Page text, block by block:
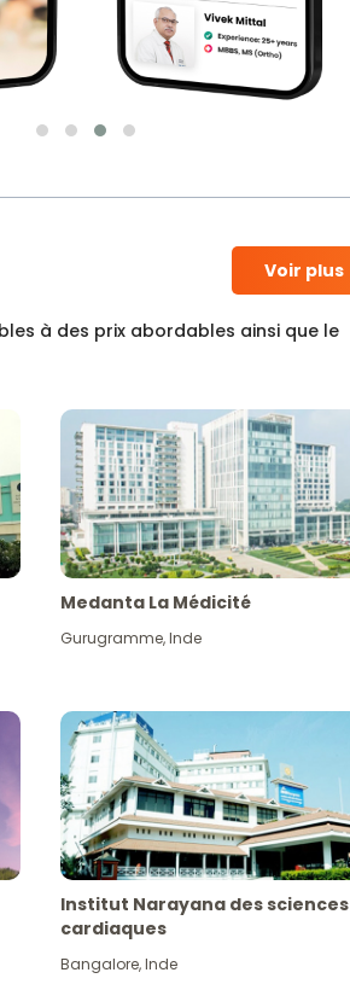
Voir plus
à des prix abordables ainsi que le
Medanta La Médicité
Gurugramme,Inde
Institut Narayana des sciences
cardiaques
Bangalore,Inde